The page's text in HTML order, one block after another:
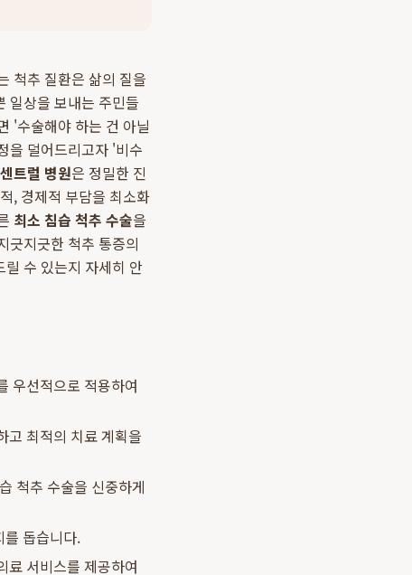
척추 질환은 삶의 질을
일상을 보내는 주민들
'수술해야 하는 건 아닐
을 덜어드리고자 '비수
센트럴 병원은 정밀한 진
, 경제적 부담을 최소화
최소 침습 척추 수술을
긋지긋한 척추 통증의
수 있는지 자세히 안
우선적으로 적용하여
고 최적의 치료 계획을
척추 수술을 신중하게
를 돕습니다.
료 서비스를 제공하여